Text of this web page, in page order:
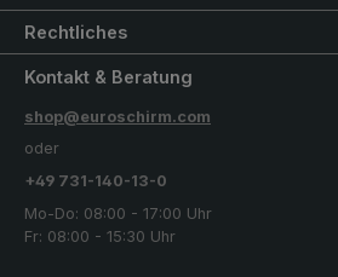
Rechtliches
Kontakt & Beratung
shop@euroschirm.com
oder
+49 731-140-13-0
Mo-Do: 08:00 - 17:00 Uhr
Fr: 08:00 - 15:30 Uhr